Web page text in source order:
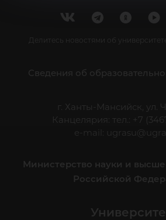
Делитесь новостями об
Сведения об
г. Ханты-Мансийск, ул.
Канцелярия: тел.: +7
e-mail:
Министерство науки и
Российской